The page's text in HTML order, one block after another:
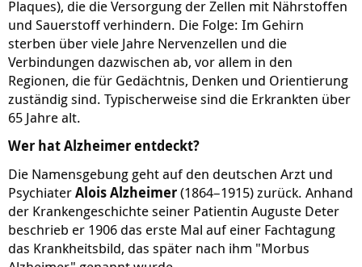
Plaques), die die Versorgung der Zellen mit Nährstoffen
und Sauerstoff verhindern. Die Folge: Im Gehirn
sterben über viele Jahre Nervenzellen und die
Verbindungen dazwischen ab, vor allem in den
Regionen, die für Gedächtnis, Denken und Orientierung
zuständig sind. Typischerweise sind die Erkrankten über
65 Jahre alt.
Wer hat Alzheimer entdeckt?
Die Namensgebung geht auf den deutschen Arzt und
PsychiaterAlois Alzheimer(1864–1915) zurück. Anhand
der Krankengeschichte seiner Patientin Auguste Deter
beschrieb er 1906 das erste Mal auf einer Fachtagung
das Krankheitsbild, das später nach ihm "Morbus